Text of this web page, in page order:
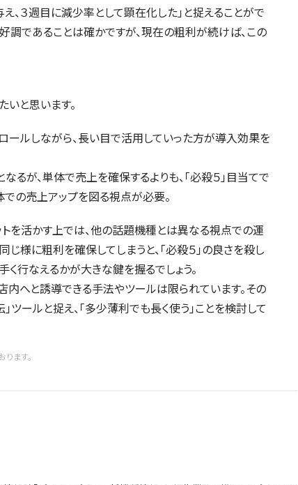
３週目に減少率として顕在化した」と捉えることがで
調であることは確かですが、現在の粗利が続けば、この
と思います。
ールしながら、長い目で活用していった方が導入効果を
が、単体で売上を確保するよりも、「必殺５」目当てで
の売上アップを図る視点が必要。
トを活かす上では、他の話題機種とは異なる視点での運
様に粗利を確保してしまうと、「必殺５」の良さを殺し
行なえるかが大きな鍵を握るでしょう。
内へと誘導できる手法やツールは限られています。その
ツールと捉え、「多少薄利でも長く使う」ことを検討して
ます。